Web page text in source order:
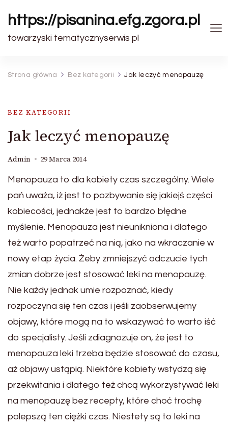
https://pisanina.efg.zgora.pl
towarzyski tematycznyserwis pl
Strona główna Bez kategorii Jak leczyć menopauzę
BEZ KATEGORII
Jak leczyć menopauzę
Admin 29 Marca 2014
Menopauza to dla kobiety czas szczególny. Wiele
pań uważa, iż jest to pozbywanie się jakiejś części
kobiecości, jednakże jest to bardzo błędne
myślenie. Menopauza jest nieunikniona i dlatego
też warto popatrzeć na nią, jako na wkraczanie w
nowy etap życia. Żeby zmniejszyć odczucie tych
zmian dobrze jest stosować leki na menopauzę.
Nie każdy jednak umie rozpoznać, kiedy
rozpoczyna się ten czas i jeśli zaobserwujemy
objawy, które mogą na to wskazywać to warto iść
do specjalisty. Jeśli zdiagnozuje on, że jest to
menopauza leki trzeba będzie stosować do czasu,
aż objawy ustąpią. Niektóre kobiety wstydzą się
przekwitania i dlatego też chcą wykorzystywać leki
na menopauzę bez recepty, które choć trochę
polepszą ten ciężki czas. Niestety są to leki na